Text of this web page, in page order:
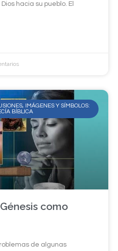
hacia su pueblo. El
IMÁGENES Y SÍMBOLOS:
BÍBLICA
como
de algunas